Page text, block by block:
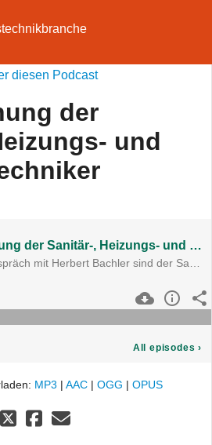
diesen Podcast
der
und
Landesinnung der Sanitär-, Heizungs- und Lüftungstechniker
All episodes ›
MP3 | AAC | OGG | OPUS